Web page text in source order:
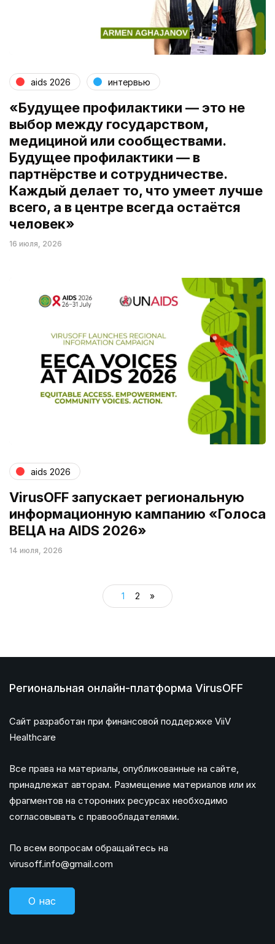
aids 2026 интервью
«Будущее профилактики — это не
выбор между государством,
медициной или сообществами.
Будущее профилактики — в
партнёрстве и сотрудничестве.
Каждый делает то, что умеет лучше
всего, а в центре всегда остаётся
человек»
16 июля, 2026
aids 2026
VirusOFF запускает региональную
информационную кампанию «Голоса
ВЕЦА на AIDS 2026»
14 июля, 2026
1 2 »
Региональная онлайн-платформа VirusOFF
Сайт разработан при финансовой поддержке ViiV
Healthcare
Все права на материалы, опубликованные на сайте,
принадлежат авторам. Размещение материалов или их
фрагментов на сторонних ресурсах необходимо
согласовывать с правообладателями.
По всем вопросам обращайтесь на
virusoff.info@gmail.com
О нас